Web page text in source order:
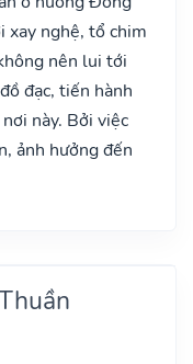
xay nghệ, tổ chim
nên lui tới
đạc, tiến hành
này. Bởi việc
ảnh hưởng đến